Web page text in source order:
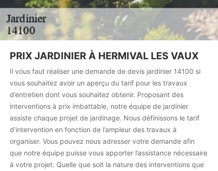
PRIX JARDINIER À HERMIVAL LES VAUX
Il vous faut réaliser une demande de devis jardinier 14100 si
vous souhaitez avoir un aperçu du tarif pour les travaux
d’entretien dont vous souhaitez obtenir. Proposant des
interventions à prix imbattable, notre équipe de jardinier
assiste chaque projet de jardinage. Nous définissons le tarif
d’intervention en fonction de l’ampleur des travaux à
organiser. Vous pouvez nous adresser votre demande afin
que notre équipe puisse vous apporter l’assistance nécessaire
à votre projet. Quelle que soit la nature des interventions que